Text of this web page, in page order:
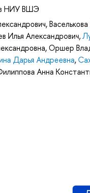
НИУ ВШЭ
,
Илья Александрович,
,Оршер
Дарья Андреевна,
Анна